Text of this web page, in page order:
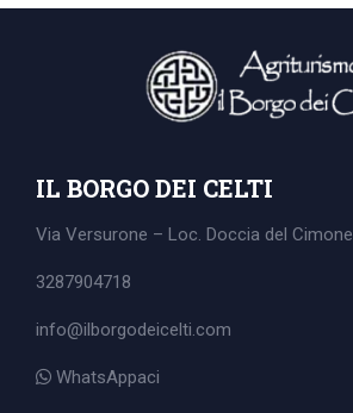
IL BORGO DEI CELTI
Via Versurone – Loc. Doccia del Cimone
3287904718
info@ilborgodeicelti.com
WhatsAppaci
Search